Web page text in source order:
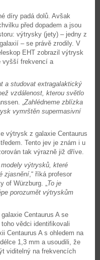
díry padá dolů. Avšak
před dopadem a jsou
výtrysky (jety) – jedny z
– se právě zrodily. V
EHT zobrazil výtrysk
vyšší frekvencí a
a studovat extragalaktický
vzdálenost, kterou světlo
„Zahlédneme zblízka
vymrštěn supermasivní
výtrysk z galaxie Centaurus
Tento jev je znám i u
tak výrazně již dříve.
výtrysků, které
zjasnění,“ říká profesor
of Würzburg. „To je
porozumět výtryskům
Centaurus A se
vědci identifikovali
Centaurus A s ohledem na
1,3 mm a usoudili, že
viditelný na frekvencích